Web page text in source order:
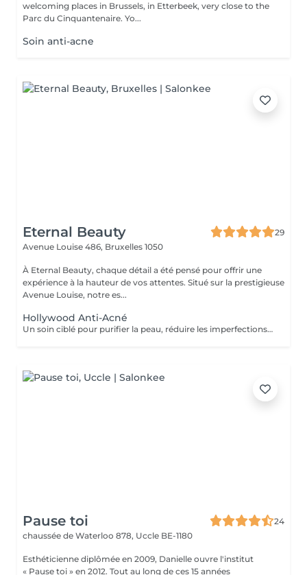
welcoming places in Brussels, in Etterbeek, very close to the
Parc du Cinquantenaire. Yo...
Soin anti-acne
Eternal Beauty
29
Avenue Louise 486, Bruxelles 1050
À Eternal Beauty, chaque détail a été pensé pour offrir une
expérience à la hauteur de vos attentes. Situé sur la prestigieuse
Avenue Louise, notre es...
Hollywood Anti-Acné
Un soin ciblé pour purifier la peau, réduire les imperfections et réguler le sébum dès la première séance. Cible: Adolescents et adultes avec acné légère à modérée, excès de sébum, comédons Résultat : une peau plus nette, moins de boutons, un grain affiné."
Pause toi
24
chaussée de Waterloo 878, Uccle BE-1180
Esthéticienne diplômée en 2009, Danielle ouvre l'institut
« Pause toi » en 2012. Tout au long de ces 15 années